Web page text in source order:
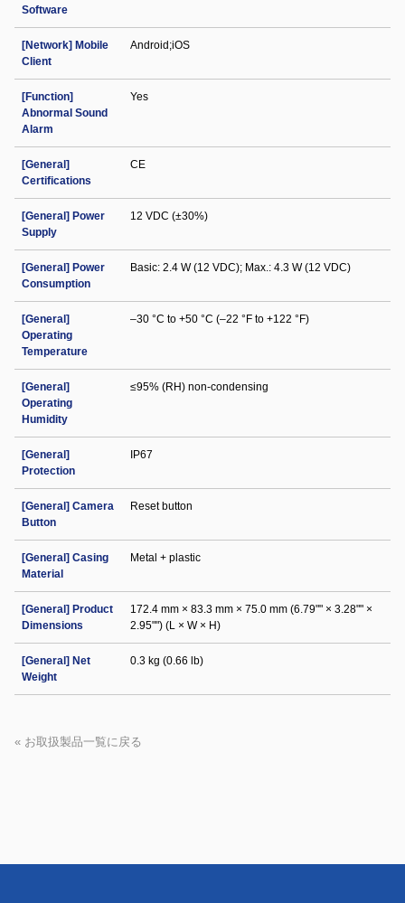
Software
[Network] Mobile
Client
Android;iOS
[Function]
Abnormal Sound
Alarm
Yes
[General]
Certifications
CE
[General] Power
Supply
12 VDC (±30%)
[General] Power
Consumption
Basic: 2.4 W (12 VDC); Max.: 4.3 W (12 VDC)
[General]
Operating
Temperature
–30 °C to +50 °C (–22 °F to +122 °F)
[General]
Operating
Humidity
≤95% (RH) non-condensing
[General]
Protection
IP67
[General] Camera
Button
Reset button
[General] Casing
Material
Metal + plastic
[General] Product
Dimensions
172.4 mm × 83.3 mm × 75.0 mm (6.79"" × 3.28"" ×
2.95"") (L × W × H)
[General] Net
Weight
0.3 kg (0.66 lb)
« お取扱製品一覧に戻る